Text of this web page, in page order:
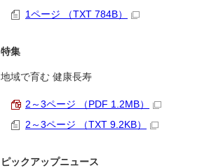
1ページ （TXT 784B）
特集
地域で育む 健康長寿
2～3ページ （PDF 1.2MB）
2～3ページ （TXT 9.2KB）
ピックアップニュース